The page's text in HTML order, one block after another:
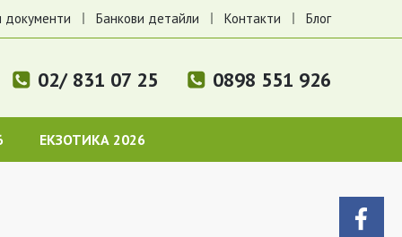
Банкови детайли Контакти Блог
02/ 831 07 25 0898 551 926
ЕКЗОТИКА 2026